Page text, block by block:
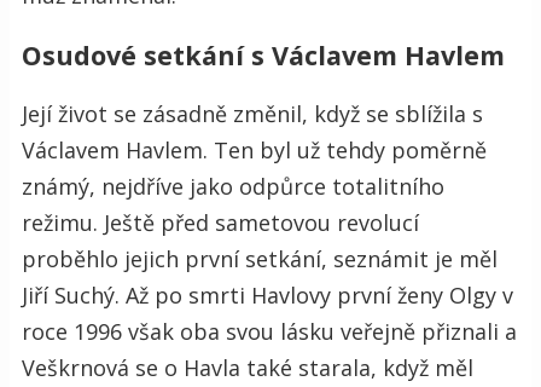
Osudové setkání s Václavem Havlem
Její život se zásadně změnil, když se sblížila s
Václavem Havlem. Ten byl už tehdy poměrně
známý, nejdříve jako odpůrce totalitního
režimu. Ještě před sametovou revolucí
proběhlo jejich první setkání, seznámit je měl
Jiří Suchý. Až po smrti Havlovy první ženy Olgy v
roce 1996 však oba svou lásku veřejně přiznali a
Veškrnová se o Havla také starala, když měl